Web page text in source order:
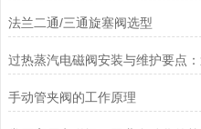
法兰二通/三通旋塞阀选型
手动管夹阀的工作原理